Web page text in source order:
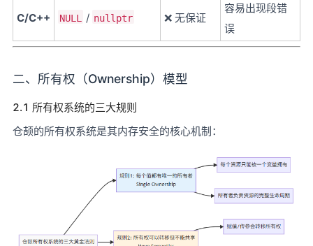
C/C++ NULL / nullptr ❌ 无保证
容易出现段错
误
二、所有权（Ownership）模型
2.1 所有权系统的三大规则
仓颉的所有权系统是其内存安全的核心机制：